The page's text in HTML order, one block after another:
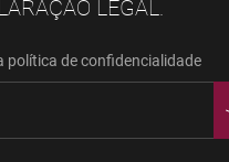
LEGAL.
política de confidencialidade